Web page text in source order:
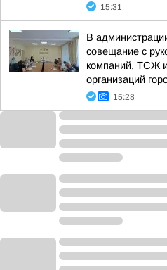
15:31
В
совещание с
компаний, ТСЖ
организаций
15:28